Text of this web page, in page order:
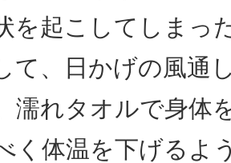
を起こしてしまっ
て、日かげの風通
濡れタオルで身体
く体温を下げるよ